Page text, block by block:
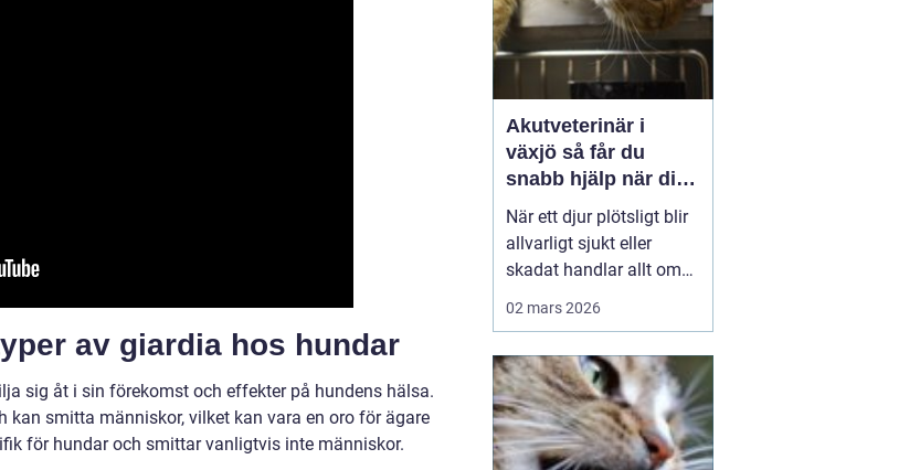
av giardia hos hundar
sig åt i sin förekomst och effekter på hundens hälsa.
kan smitta människor, vilket kan vara en oro för ägare
för hundar och smittar vanligtvis inte människor.
Akutveterinär i
växjö så får du
snabb hjälp när ditt
djur blir sjukt
När ett djur plötsligt blir
allvarligt sjukt eller
skadat handlar allt om
gången en olycka
händer: Vem ska
kontaktas? Vad är
verkligen akut? Hur kan
02 mars 2026